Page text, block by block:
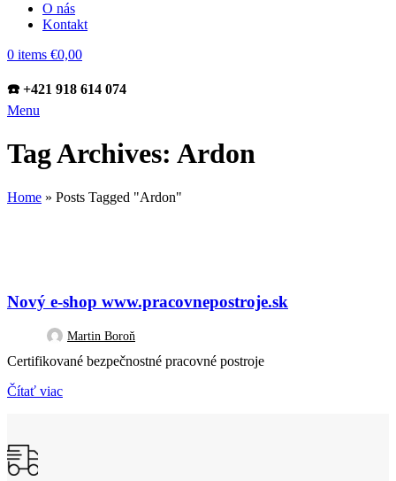
O nás
Kontakt
0 items €0,00
☎️ +421 918 614 074
Menu
Tag Archives: Ardon
Home » Posts Tagged "Ardon"
Nový e-shop www.pracovnepostroje.sk
Martin Boroň
Certifikované bezpečnostné pracovné postroje
Čítať viac